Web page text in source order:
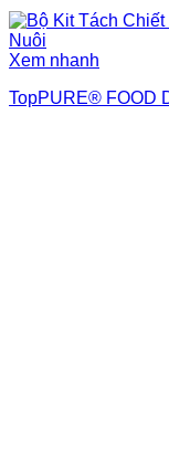
Xem nhanh
TopPURE® FOOD